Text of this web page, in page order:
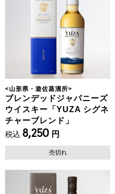
<山形県・遊佐蒸溜所>
ブレンデッドジャパニーズ
ウイスキー「YUZA シグネ
チャーブレンド」
税込 8,250 円
売切れ